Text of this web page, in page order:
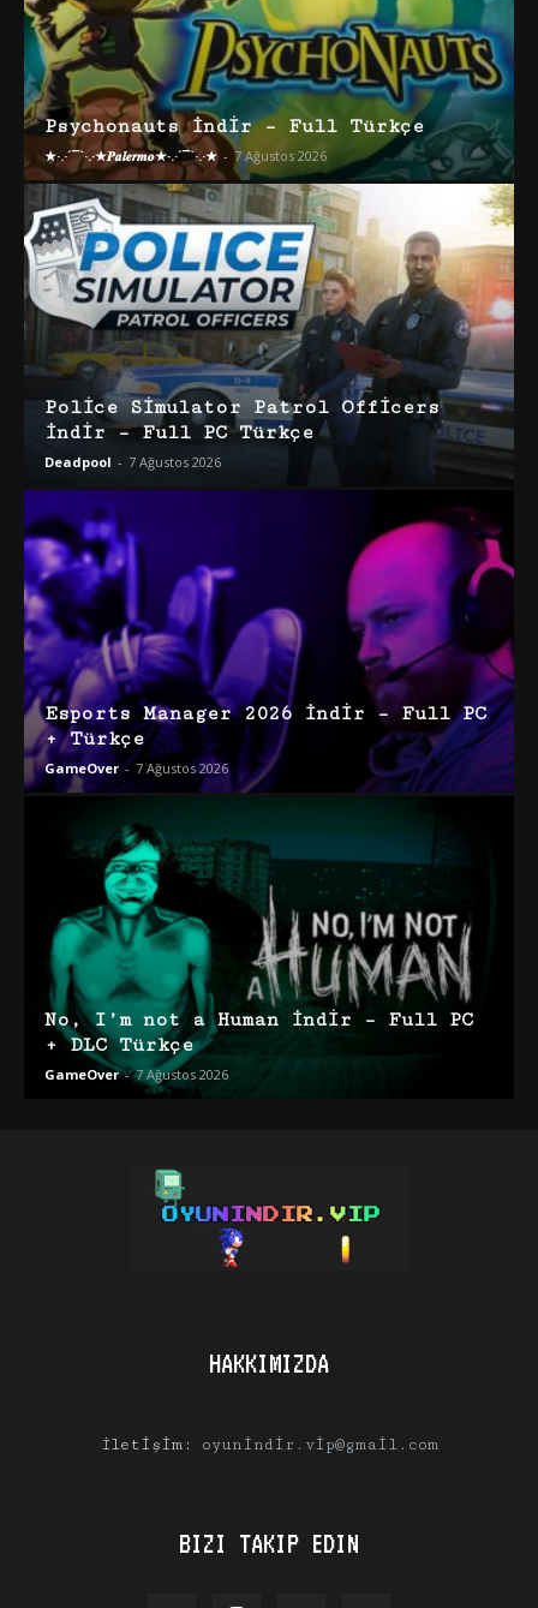
Psychonauts İndir – Full Türkçe
★·.·´¯`·.·★𝑷𝒂𝒍𝒆𝒓𝒎𝒐★·.·´¯`·.·★ - 7 Ağustos 2026
Police Simulator Patrol Officers
İndir – Full PC Türkçe
Deadpool - 7 Ağustos 2026
Esports Manager 2026 İndir – Full PC
+ Türkçe
GameOver - 7 Ağustos 2026
No, I’m not a Human İndir – Full PC
+ DLC Türkçe
GameOver - 7 Ağustos 2026
HAKKIMIZDA
İletişim: oyunindir.vip@gmail.com
BIZI TAKIP EDIN